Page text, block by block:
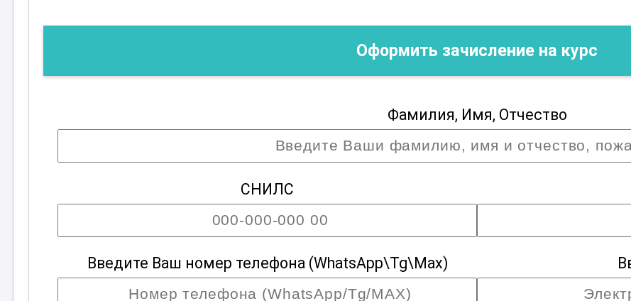
Оформить зачисление на курс
Фамилия, Имя, Отчество
СНИЛС
Введите Ваш номер телефона (WhatsApp\Tg\Max)